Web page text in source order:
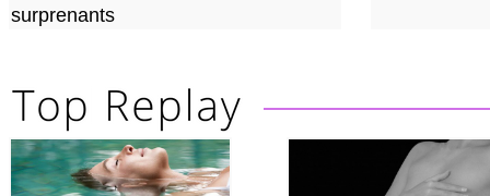
surprenants